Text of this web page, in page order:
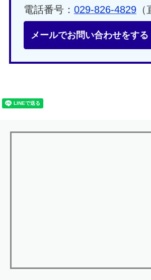
電話番号： 029-826-4829（
メールでお問い合わせをする